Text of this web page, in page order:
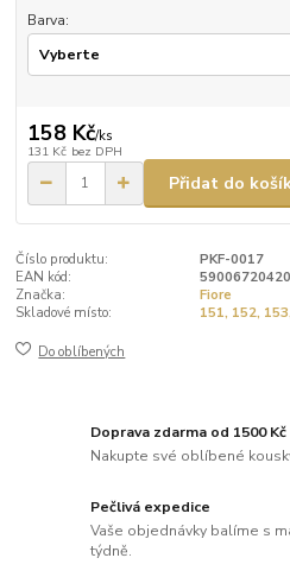
Barva:
158 Kč/ks
131 Kč bez DPH
Přidat do
Číslo produktu:
PKF-0017
EAN kód:
Značka:
Fiore
Skladové místo:
151, 152,
Do oblíbených
Doprava zdarma od 1500 Kč
Nakupte své oblíbené
Pečlivá expedice
Vaše objednávky balíme s
týdně.